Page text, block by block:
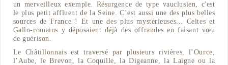
un merveilleux exemple. Résurgence de type vauclusien, c'est
le plus petit affluent de la Seine. C’est aussi une des plus belles
sources de France ! Et une des plus mystérieuses... Celtes et
Gallo-romains y déposaient déjà des offrandes en faisant vœu
de guérison.
Le Châtillonnais est traversé par plusieurs rivières, l’Ource,
l’Aube, le Brevon, la Coquille, la Digeanne, la Laigne ou la